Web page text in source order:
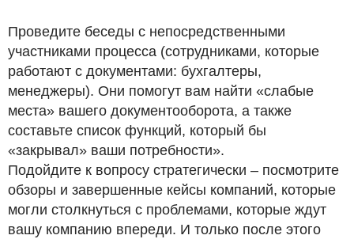
Проведите беседы с непосредственными
участниками процесса (сотрудниками, которые
работают с документами: бухгалтеры,
менеджеры). Они помогут вам найти «слабые
места» вашего документооборота, а также
составьте список функций, который бы
«закрывал» ваши потребности».
Подойдите к вопросу стратегически – посмотрите
обзоры и завершенные кейсы компаний, которые
могли столкнуться с проблемами, которые ждут
вашу компанию впереди. И только после этого